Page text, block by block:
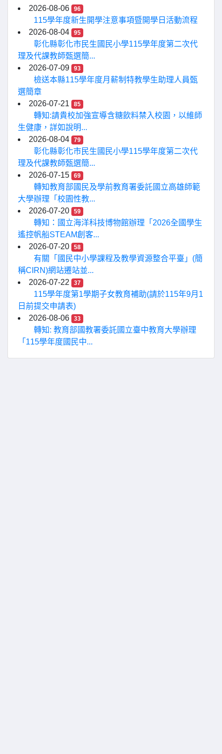
2026-08-06
96
115學年度新生開學注意事項暨開學日活動流程
2026-08-04
95
彰化縣彰化市民生國民小學115學年度第二次代
理及代課教師甄選簡...
2026-07-09
93
檢送本縣115學年度月薪制特教學生助理人員甄
選簡章
2026-07-21
85
轉知:請貴校加強宣導含糖飲料禁入校園，以維師
生健康，詳如說明...
2026-08-04
79
彰化縣彰化市民生國民小學115學年度第二次代
理及代課教師甄選簡...
2026-07-15
69
轉知教育部國民及學前教育署委託國立高雄師範
大學辦理「校園性教...
2026-07-20
59
轉知：國立海洋科技博物館辦理「2026全國學生
遙控帆船STEAM創客...
2026-07-20
58
有關「國民中小學課程及教學資源整合平臺」(簡
稱CIRN)網站遷站並...
2026-07-22
37
115學年度第1學期子女教育補助(請於115年9月1
日前提交申請表)
2026-08-06
33
轉知: 教育部國教署委託國立臺中教育大學辦理
「115學年度國民中...